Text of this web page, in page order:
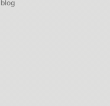
blog